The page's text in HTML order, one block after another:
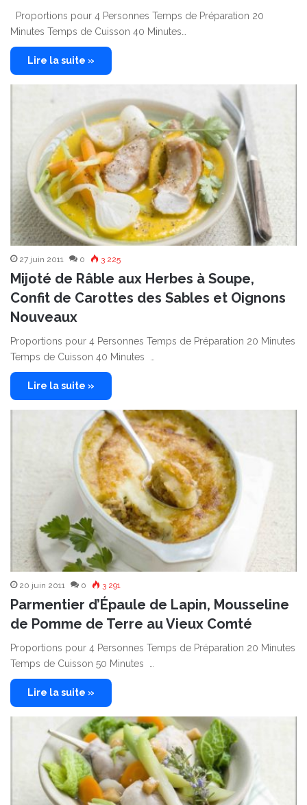
Proportions pour 4 Personnes Temps de Préparation 20
Minutes Temps de Cuisson 40 Minutes…
Lire la suite »
27 juin 2011 0 3 225
Mijoté de Râble aux Herbes à Soupe,
Confit de Carottes des Sables et Oignons
Nouveaux
Proportions pour 4 Personnes Temps de Préparation 20 Minutes
Temps de Cuisson 40 Minutes …
Lire la suite »
20 juin 2011 0 3 291
Parmentier d’Épaule de Lapin, Mousseline
de Pomme de Terre au Vieux Comté
Proportions pour 4 Personnes Temps de Préparation 20 Minutes
Temps de Cuisson 50 Minutes …
Lire la suite »